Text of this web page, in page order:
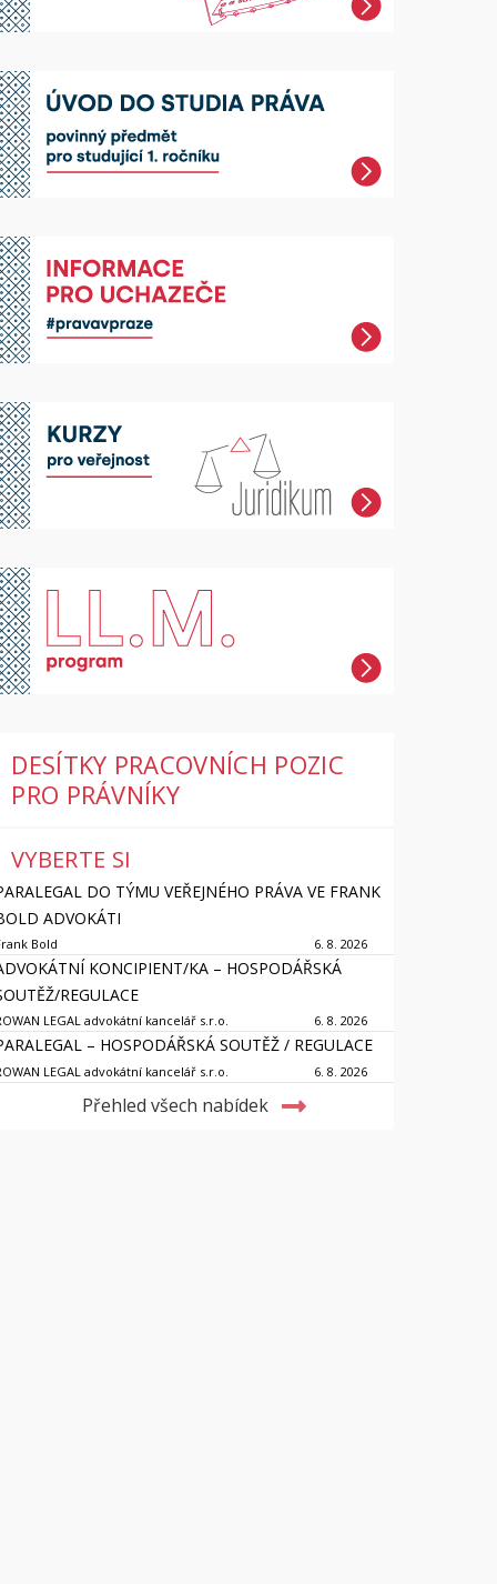
DESÍTKY PRACOVNÍCH POZIC
PRO PRÁVNÍKY
VYBERTE SI
DO TÝMU VEŘEJNÉHO PRÁVA VE FRANK
ADVOKÁTI
Bold 6. 8. 2026
KONCIPIENT/KA – HOSPODÁŘSKÁ
REGULACE
LEGAL advokátní kancelář s.r.o. 6. 8. 2026
– HOSPODÁŘSKÁ SOUTĚŽ / REGULACE
LEGAL advokátní kancelář s.r.o. 6. 8. 2026
Přehled všech nabídek